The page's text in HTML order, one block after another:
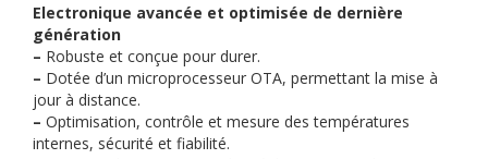
Electronique avancée et optimisée de dernière
génération
– Robuste et conçue pour durer.
– Dotée d’un microprocesseur OTA, permettant la mise à
jour à distance.
– Optimisation, contrôle et mesure des températures
internes, sécurité et fiabilité.